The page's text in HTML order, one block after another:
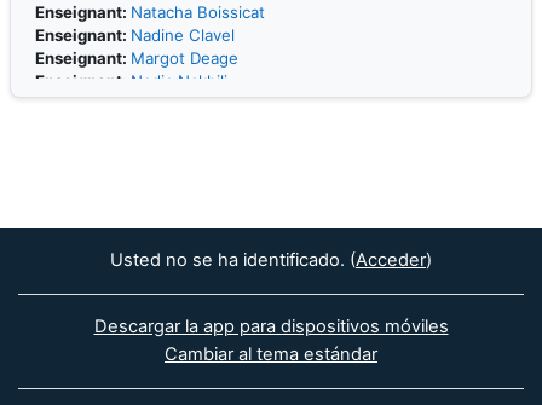
Enseignant: Natacha Boissicat
Enseignant: Nadine Clavel
Enseignant: Margot Deage
Enseignant: Nadia Nakhili
Enseignant:Fernando Nunez Regueiro
Usted no se ha identificado. (Acceder)
Descargar la app para dispositivos móviles
Cambiar al tema estándar